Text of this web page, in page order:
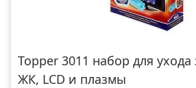
Topper 3011 набор для ухода
ЖК, LCD и плазмы